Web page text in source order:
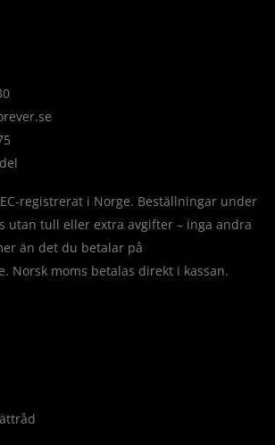
registrerat i Norge. Beställningar under
utan tull eller extra avgifter – inga andra
än det du betalar på
Norsk moms betalas direkt i kassan.